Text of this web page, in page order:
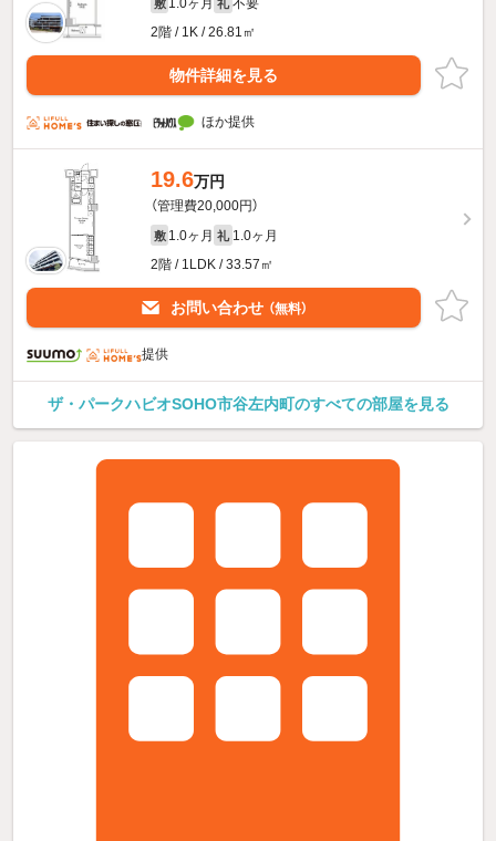
敷 1.0ヶ月 礼 不要
2階 / 1K / 26.81㎡
物件詳細を見る
ほか提供
19.6万円
（管理費20,000円）
敷 1.0ヶ月 礼 1.0ヶ月
2階 / 1LDK / 33.57㎡
お問い合わせ （無料）
提供
ザ・パークハビオSOHO市谷左内町のすべての部屋を見る